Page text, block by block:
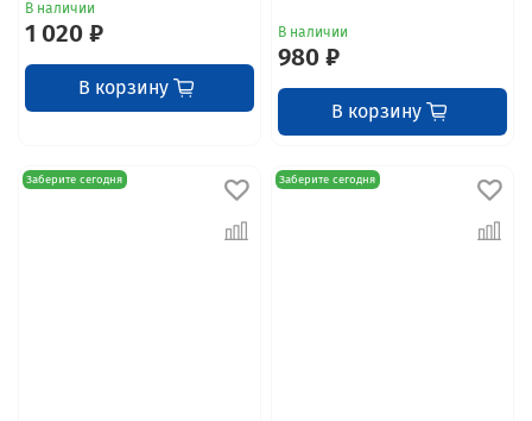
В наличии
1 020 ₽
В корзину
В наличии
980 ₽
В корзину
Заберите сегодня Заберите сегодня